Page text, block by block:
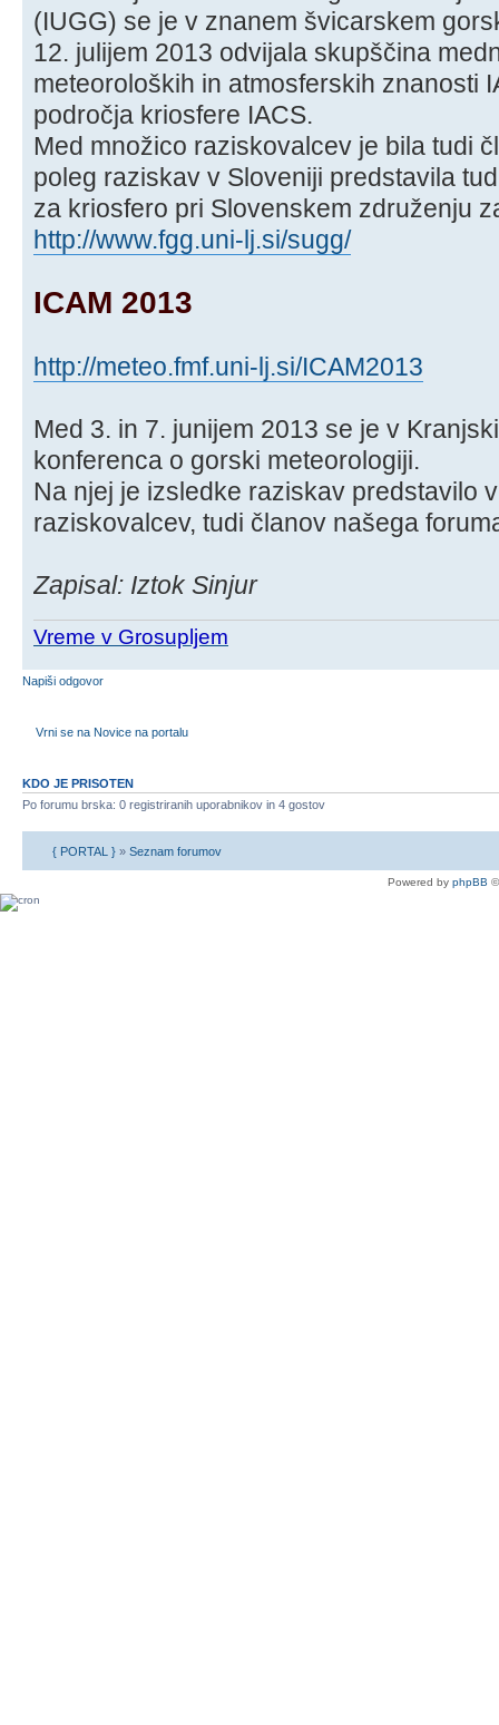
(IUGG) se je v znanem švicarskem
12. julijem 2013 odvijala skupščina
meteoroloških in atmosferskih znanosti
področja kriosfere IACS.
Med množico raziskovalcev je bila tudi
poleg raziskav v Sloveniji predstavila
za kriosfero pri Slovenskem združenju
http://www.fgg.uni-lj.si/sugg/
ICAM 2013
http://meteo.fmf.uni-lj.si/ICAM2013
Med 3. in 7. junijem 2013 se je v
konferenca o gorski meteorologiji.
Na njej je izsledke raziskav predstavilo
raziskovalcev, tudi članov našega
Zapisal: Iztok Sinjur
Vreme v Grosupljem
Napiši odgovor
Vrni se na Novice na portalu
KDO JE PRISOTEN
Po forumu brska: 0 registriranih uporabnikov in 4 gostov
{ PORTAL } » Seznam forumov
Powered by phpBB